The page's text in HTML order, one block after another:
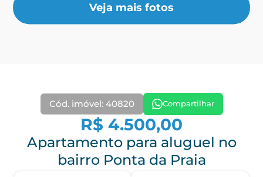
Veja mais fotos
Cód. imóvel: 40820 Compartilhar
R$ 4.500,00
Apartamento para aluguel no
bairro Ponta da Praia